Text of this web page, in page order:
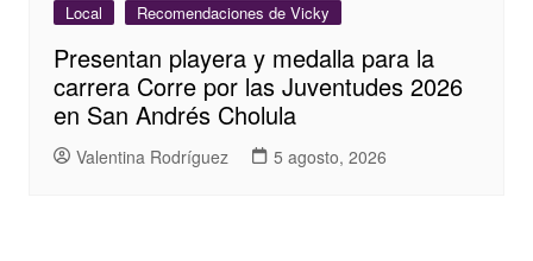
Local Recomendaciones de Vicky
Presentan playera y medalla para la
carrera Corre por las Juventudes 2026
en San Andrés Cholula
Valentina Rodríguez 5 agosto, 2026